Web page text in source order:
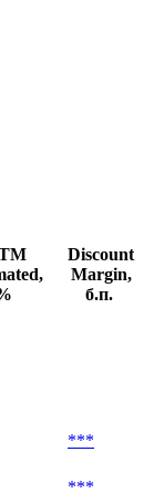
Discount
Margin,
б.п.
***
***